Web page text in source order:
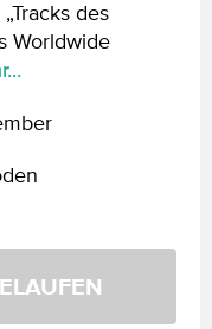
des
Worldwide